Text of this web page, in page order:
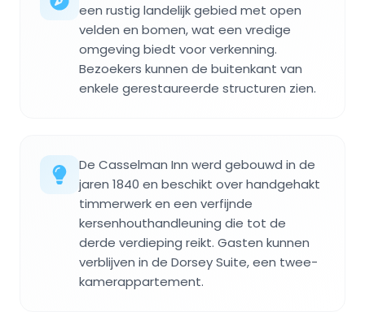
een rustig landelijk gebied met open
velden en bomen, wat een vredige
omgeving biedt voor verkenning.
Bezoekers kunnen de buitenkant van
enkele gerestaureerde structuren zien.
De Casselman Inn werd gebouwd in de
jaren 1840 en beschikt over handgehakt
timmerwerk en een verfijnde
kersenhouthandleuning die tot de
derde verdieping reikt. Gasten kunnen
verblijven in de Dorsey Suite, een twee-
kamerappartement.